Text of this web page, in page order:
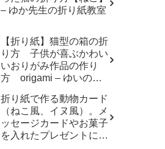
– ゆか先生の折り紙教室
【折り紙】猫型の箱の折
り方 子供が喜ぶかわい
いおりがみ作品の作り
方 origami – ゆいのお
折り紙で作る動物カード
（ねこ風、イヌ風）。メ
ッセージカードやお菓子
を入れたプレゼントに。